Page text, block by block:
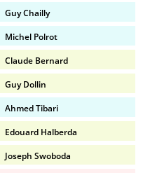
Guy Chailly
Michel Polrot
Claude Bernard
Guy Dollin
Ahmed Tibari
Edouard Halberda
Joseph Swoboda